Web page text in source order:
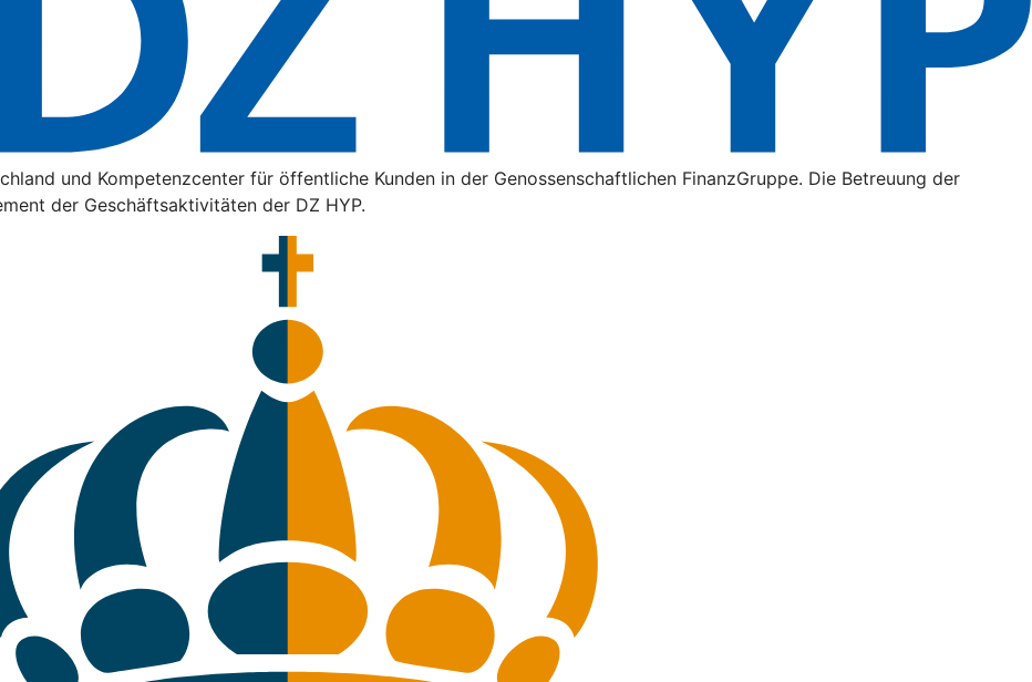
und Kompetenzcenter für öffentliche Kunden in der Genossenschaftlichen FinanzGruppe. Die Betreuung der
der Geschäftsaktivitäten der DZ HYP.